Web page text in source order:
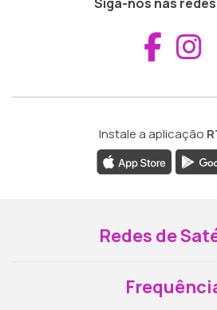
Instale a aplicação
Redes de